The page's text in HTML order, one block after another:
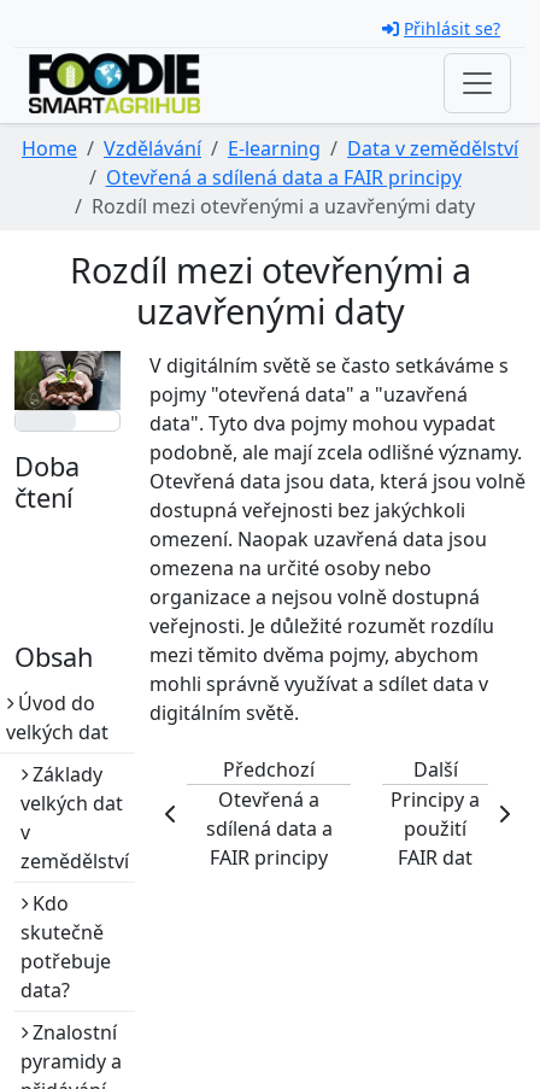
Přihlásit se?
Home Vzdělávání E-learning
Data v zemědělství
Otevřená a sdílená data a FAIR principy
Rozdíl mezi otevřenými a uzavřenými daty
Rozdíl mezi otevřenými a
uzavřenými daty
Doba
čtení
Obsah
Úvod do
velkých dat
Základy
velkých dat
v
zemědělství
Kdo
skutečně
potřebuje
data?
Znalostní
pyramidy a
V digitálním světě se často setkáváme s
pojmy "otevřená data" a "uzavřená
data". Tyto dva pojmy mohou vypadat
podobně, ale mají zcela odlišné významy.
Otevřená data jsou data, která jsou volně
dostupná veřejnosti bez jakýchkoli
omezení. Naopak uzavřená data jsou
omezena na určité osoby nebo
organizace a nejsou volně dostupná
veřejnosti. Je důležité rozumět rozdílu
mezi těmito dvěma pojmy, abychom
mohli správně využívat a sdílet data v
digitálním světě.
Předchozí
Otevřená a
sdílená data a
FAIR principy
Další
Principy a
použití
FAIR dat